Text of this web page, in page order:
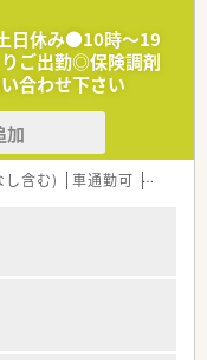
す。
局であり、気さくな代
れています。
採算を度外視して無菌調
情熱があります。
で幅広く取り扱ってお
が整っています。
に働いており、意見や提
自慢です。
が在籍しているため、専
できます。
ており、スタッフが自
漂っています。
日休み●10時～19
りご出勤◎保険調剤
合わせ下さい
加
し含む) 車通勤可 高給与